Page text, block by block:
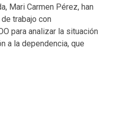
Mari Carmen Pérez, han
trabajo con
para analizar la situación
a la dependencia, que